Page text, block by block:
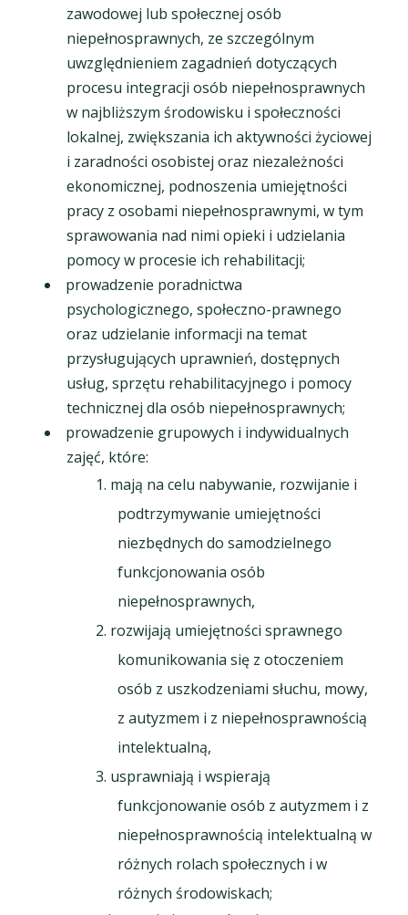
zawodowej lub społecznej osób
niepełnosprawnych, ze szczególnym
uwzględnieniem zagadnień dotyczących
procesu integracji osób niepełnosprawnych
w najbliższym środowisku i społeczności
lokalnej, zwiększania ich aktywności życiowej
i zaradności osobistej oraz niezależności
ekonomicznej, podnoszenia umiejętności
pracy z osobami niepełnosprawnymi, w tym
sprawowania nad nimi opieki i udzielania
pomocy w procesie ich rehabilitacji;
prowadzenie poradnictwa
psychologicznego, społeczno-prawnego
oraz udzielanie informacji na temat
przysługujących uprawnień, dostępnych
usług, sprzętu rehabilitacyjnego i pomocy
technicznej dla osób niepełnosprawnych;
prowadzenie grupowych i indywidualnych
zajęć, które:
mają na celu nabywanie, rozwijanie i
podtrzymywanie umiejętności
niezbędnych do samodzielnego
funkcjonowania osób
niepełnosprawnych,
rozwijają umiejętności sprawnego
komunikowania się z otoczeniem
osób z uszkodzeniami słuchu, mowy,
z autyzmem i z niepełnosprawnością
intelektualną,
usprawniają i wspierają
funkcjonowanie osób z autyzmem i z
niepełnosprawnością intelektualną w
różnych rolach społecznych i w
różnych środowiskach;